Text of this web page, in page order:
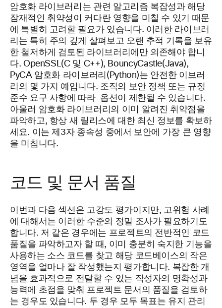
암호화 라이브러리는 관련 알고리즘 복잡성과 해당
잠재적인 취약성이 커다란 영향을 미칠 수 있기 때문
에 특별히 고려할 필요가 있습니다. 이러한 라이브러
리는 특히 주의 깊게 살펴보고 오랜 추적 기록을 보유
한 철저하게 검토된 라이브러리에만 의존해야 합니
다. OpenSSL(C 및 C++), BouncyCastle(Java),
PyCA 암호화 라이브러리(Python)는 안전한 이브러
리의 몇 가지 예입니다. 조직의 보안 정책 또는 규정
준수 요구 사항에 따라 옵션이 제한될 수 있습니다.
아울러 암호화 라이브러리의 이미 알려진 취약점을
파악하고, 항상 새 릴리스에 대한 최신 정보를 확보하
세요. 이는 제3자 종속성 중에서 보안에 가장 큰 영향
을 미칩니다.
코드 및 문서 품질
이번과 다음 섹션은 고강도 평가이지만, 고위험 사례
에 대해서는 이러한 수준의 정밀 조사가 필요하기도
합니다. 저 같은 경우에는 프로젝트의 전반적인 코드
품질을 파악하고자 할 때, 이미 충분히 숙지한 기능을
사용하는 소스 코드를 찾고 해당 코드베이스의 작은
영역을 얼마나 잘 작성했는지 평가합니다. 복잡한 개
념을 효과적으로 전달할 수 있는 작성자의 명확성과
능력에 초점을 맞춰 프로젝트 문서의 품질을 검토하
는 경우도 있습니다. 두 경우 모두 목표는 유지 관리